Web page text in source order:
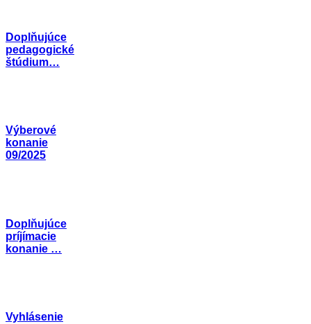
Doplňujúce
pedagogické
štúdium…
Výberové
konanie
09/2025
Doplňujúce
príjímacie
konanie …
Vyhlásenie